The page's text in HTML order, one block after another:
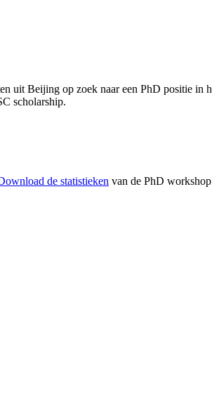
Beijing op zoek naar een PhD positie in
scholarship.
de statistieken van de PhD